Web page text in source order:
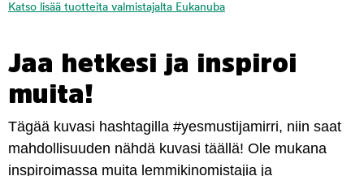
Katso lisää tuotteita valmistajalta Eukanuba
Jaa hetkesi ja inspiroi
muita!
Tägää kuvasi hashtagilla #yesmustijamirri, niin saat
mahdollisuuden nähdä kuvasi täällä! Ole mukana
inspiroimassa muita lemmikinomistajia ja